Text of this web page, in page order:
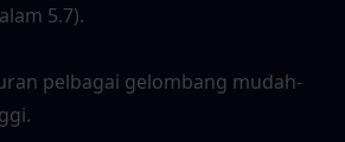
5.7).
pelbagai gelombang mudah-